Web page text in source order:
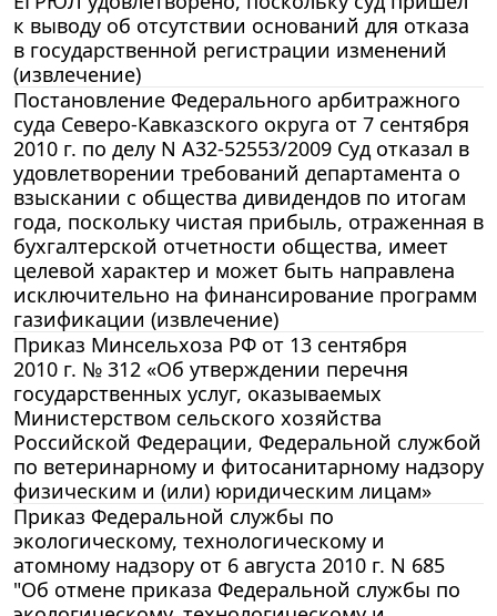
к выводу об отсутствии оснований для отказа
в государственной регистрации изменений
(извлечение)
Постановление Федерального арбитражного
суда Северо-Кавказского округа от 7 сентября
2010 г. по делу N А32-52553/2009 Суд отказал в
удовлетворении требований департамента о
взыскании с общества дивидендов по итогам
года, поскольку чистая прибыль, отраженная в
бухгалтерской отчетности общества, имеет
целевой характер и может быть направлена
исключительно на финансирование программ
газификации (извлечение)
Приказ Минсельхоза РФ от 13 сентября
2010 г. № 312 «Об утверждении перечня
государственных услуг, оказываемых
Министерством сельского хозяйства
Российской Федерации, Федеральной службой
по ветеринарному и фитосанитарному надзору
физическим и (или) юридическим лицам»
Приказ Федеральной службы по
экологическому, технологическому и
атомному надзору от 6 августа 2010 г. N 685
"Об отмене приказа Федеральной службы по